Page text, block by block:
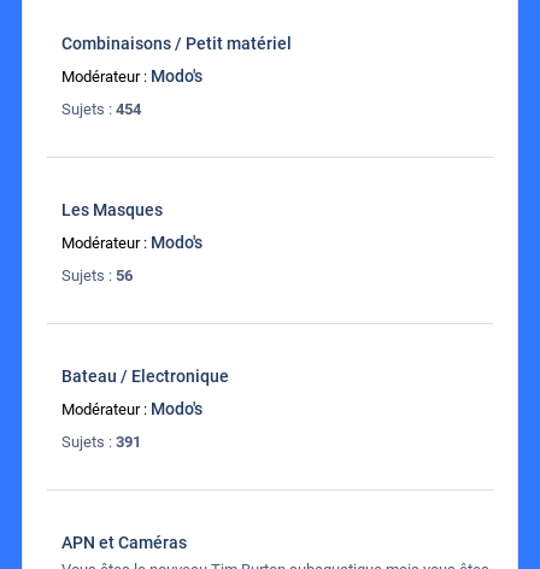
Combinaisons / Petit matériel
Modérateur : Modo's
Sujets : 454
Les Masques
Modérateur : Modo's
Sujets : 56
Bateau / Electronique
Modérateur : Modo's
Sujets : 391
APN et Caméras